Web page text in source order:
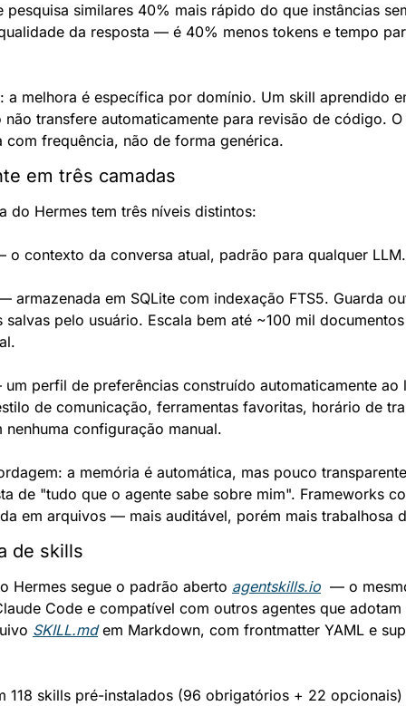
pesquisa similares 40% mais rápido do que instâncias
da resposta — é 40% menos tokens e tempo
a melhora é específica por domínio. Um skill aprendido
não transfere automaticamente para revisão de código.
com frequência, não de forma genérica.
em três camadas
do Hermes tem três níveis distintos:
o contexto da conversa atual, padrão para qualquer LLM.
armazenada em SQLite com indexação FTS5. Guarda
salvas pelo usuário. Escala bem até ~100 mil
perfil de preferências construído automaticamente ao
de comunicação, ferramentas favoritas, horário de
nenhuma configuração manual.
a memória é automática, mas pouco
de "tudo que o agente sabe sobre mim". Frameworks
em arquivos — mais auditável, porém mais trabalhosa
de skills
Hermes segue o padrão aberto agentskills.io
— o
Code e compatível com outros agentes que
SKILL.md em Markdown, com frontmatter YAML e
118 skills pré-instalados (96 obrigatórios + 22